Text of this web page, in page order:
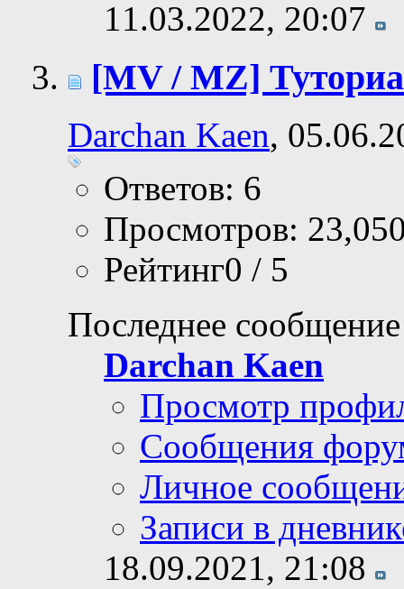
11.03.2022, 20:07
[MV / MZ]
Darchan Kaen,
Ответов: 6
Просмотров:
Рейтинг0 / 5
Последнее
Darchan Kaen
Просмотр
Сообщения
Личное
Записи в
18.09.2021, 21:08